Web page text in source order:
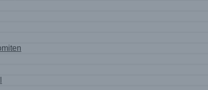
ohne Tempel
besucht, sondern uns ins normale Stadtleben